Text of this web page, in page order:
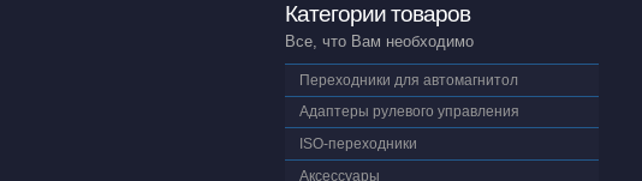
Категории товаров
Все, что Вам необходимо
Переходники для автомагнитол
Адаптеры рулевого управления
ISO-переходники
Аксессуары